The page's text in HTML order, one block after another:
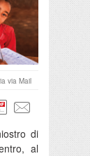
via Mail
di
al